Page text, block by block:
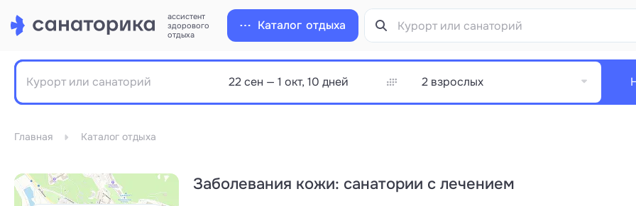
ассистент
здорового
отдыха
Каталог отдыха
2 взрослых
Главная Каталог отдыха
Заболевания кожи: санатории с лечением